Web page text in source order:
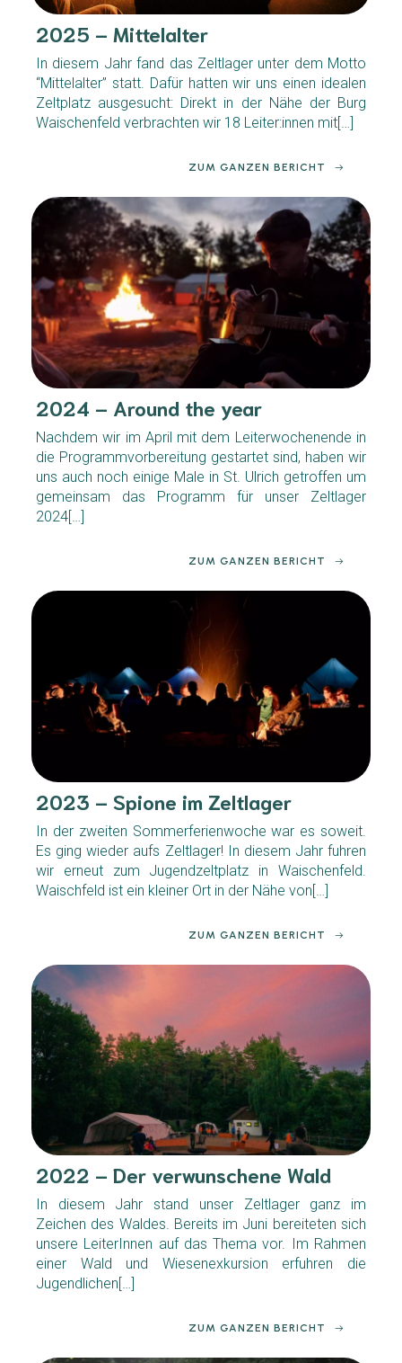
2025 – Mittelalter
In diesem Jahr fand das Zeltlager unter dem Motto
“Mittelalter” statt. Dafür hatten wir uns einen idealen
Zeltplatz ausgesucht: Direkt in der Nähe der Burg
Waischenfeld verbrachten wir 18 Leiter:innen mit[…]
ZUM GANZEN BERICHT
2024 – Around the year
Nachdem wir im April mit dem Leiterwochenende in
die Programmvorbereitung gestartet sind, haben wir
uns auch noch einige Male in St. Ulrich getroffen um
gemeinsam das Programm für unser Zeltlager
2024[…]
ZUM GANZEN BERICHT
2023 – Spione im Zeltlager
In der zweiten Sommerferienwoche war es soweit.
Es ging wieder aufs Zeltlager! In diesem Jahr fuhren
wir erneut zum Jugendzeltplatz in Waischenfeld.
Waischfeld ist ein kleiner Ort in der Nähe von[…]
ZUM GANZEN BERICHT
2022 – Der verwunschene Wald
In diesem Jahr stand unser Zeltlager ganz im
Zeichen des Waldes. Bereits im Juni bereiteten sich
unsere LeiterInnen auf das Thema vor. Im Rahmen
einer Wald und Wiesenexkursion erfuhren die
Jugendlichen[…]
ZUM GANZEN BERICHT